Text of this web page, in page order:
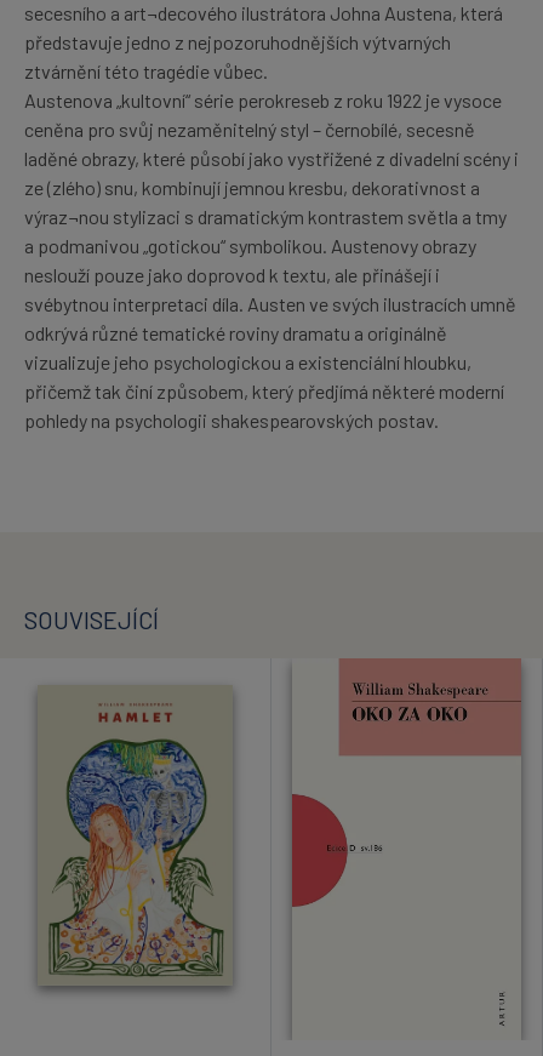
secesního a art¬decového ilustrátora Johna Austena, která
představuje jedno z nejpozoruhodnějších výtvarných
ztvárnění této tragédie vůbec.
Austenova „kultovní“ série perokreseb z roku 1922 je vysoce
ceněna pro svůj nezaměnitelný styl – černobílé, secesně
laděné obrazy, které působí jako vystřižené z divadelní scény i
ze (zlého) snu, kombinují jemnou kresbu, dekorativnost a
výraz¬nou stylizaci s dramatickým kontrastem světla a tmy
a podmanivou „gotickou“ symbolikou. Austenovy obrazy
neslouží pouze jako doprovod k textu, ale přinášejí i
svébytnou interpretaci díla. Austen ve svých ilustracích umně
odkrývá různé tematické roviny dramatu a originálně
vizualizuje jeho psychologickou a existenciální hloubku,
přičemž tak činí způsobem, který předjímá některé moderní
pohledy na psychologii shakespearovských postav.
SOUVISEJÍCÍ